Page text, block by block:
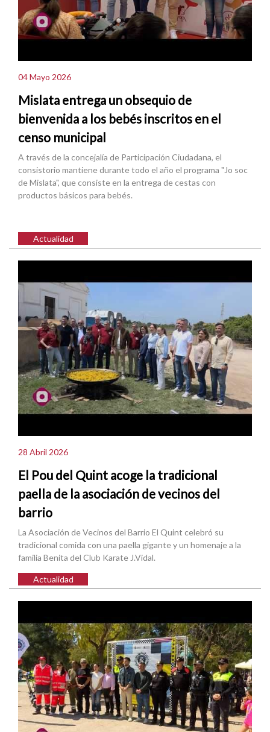
04 Mayo 2026
Mislata entrega un obsequio de
bienvenida a los bebés inscritos en el
censo municipal
A través de la concejalía de Participación Ciudadana, el
consistorio mantiene durante todo el año el programa "Jo soc
de Mislata", que consiste en la entrega de cestas con
productos básicos para bebés.
Actualidad
28 Abril 2026
El Pou del Quint acoge la tradicional
paella de la asociación de vecinos del
barrio
La Asociación de Vecinos del Barrio El Quint celebró su
tradicional comida con una paella gigante y un homenaje a la
familia Benita del Club Karate J.Vidal.
Actualidad